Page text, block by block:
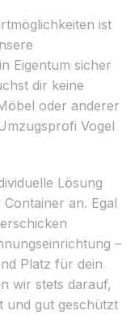
ist
Eigentum sicher
dir keine
oder anderer
Vogel
Lösung
an. Egal
–
Platz für dein
wir stets darauf,
und gut geschützt